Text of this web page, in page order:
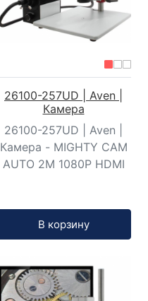
26100-257UD | Aven |
Камера
26100-257UD | Aven |
Камера - MIGHTY CAM
AUTO 2M 1080P HDMI
В корзину